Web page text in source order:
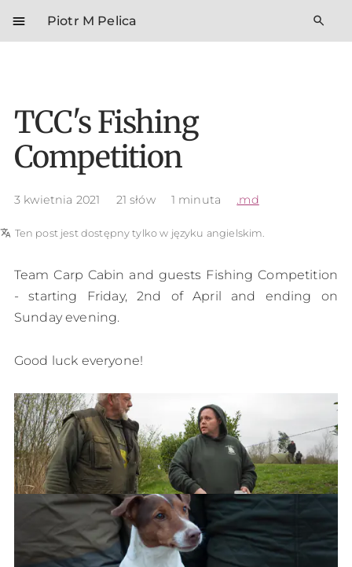
menu Piotr M Pelica search
TCC's Fishing
Competition
3 kwietnia 2021 21 słów 1 minuta .md
translate Ten post jest dostępny tylko w języku angielskim.
Team Carp Cabin and guests Fishing Competition
- starting Friday, 2nd of April and ending on
Sunday evening.
Good luck everyone!